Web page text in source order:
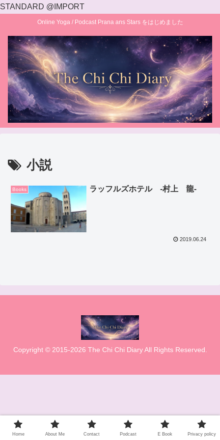
STANDARD @IMPORT
Online Yoga / Podcast Prana ans Stars をはじめました
小説
Books ラッフルズホテル ‐村上 龍‐
2019.06.24
Copyright © 2015-2026 The Chi Chi Diary All Rights Reserved.
Home About Me Contact Podcast E Book Privacy policy